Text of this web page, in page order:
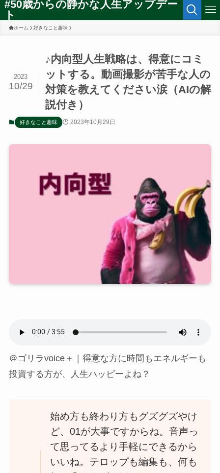
#50歳からの静かな人生アップデー
ト
ホーム 好きなこと趣味
♪内向型人生戦略は、得意にコミ
ットする。動画撮影が苦手な人の
対策を教えてください涙（AIの解
説付き）
2023
10/29
好きなこと趣味 2023年10月29日
＠ゴリラvoice＋｜得意な方に時間もエネルギーも
投資する方が、人生ハッピーよね？
始め方も終わり方もグズグズやけ
ど、01が大事ですからね。音声っ
て思ってるより手軽にできるから
いいね。テロップも編集も、何も